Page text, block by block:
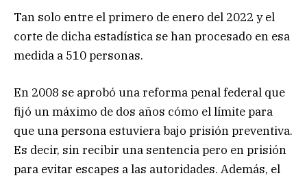
Tan solo entre el primero de enero del 2022 y el
corte de dicha estadística se han procesado en esa
medida a 510 personas.
En 2008 se aprobó una reforma penal federal que
fijó un máximo de dos años cómo el límite para
que una persona estuviera bajo prisión preventiva.
Es decir, sin recibir una sentencia pero en prisión
para evitar escapes a las autoridades. Además, el